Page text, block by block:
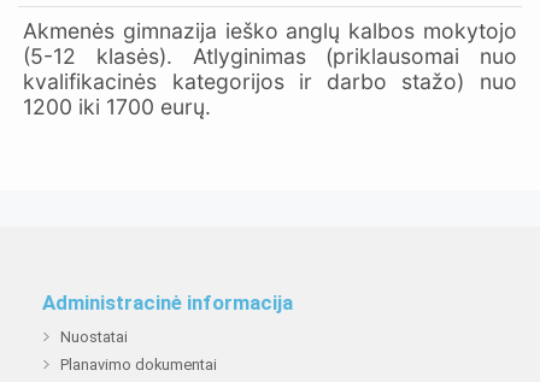
Akmenės gimnazija ieško anglų kalbos mokytojo
(5-12 klasės). Atlyginimas (priklausomai nuo
kvalifikacinės kategorijos ir darbo stažo) nuo
1200 iki 1700 eurų.
Administracinė informacija
Nuostatai
Planavimo dokumentai